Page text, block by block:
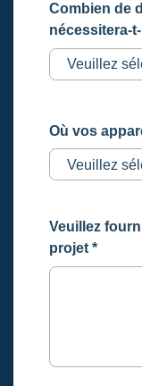
Combien de
nécessitera-
Où vos
Veuillez
projet*